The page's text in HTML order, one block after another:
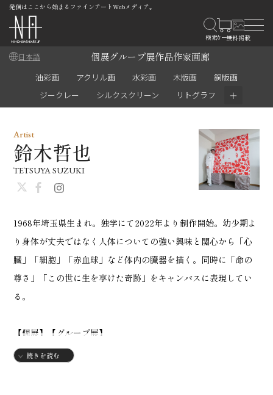
発信はここから始まるファインアートWebメディア。
日本語 個展グループ展作品作家画廊
油彩画 アクリル画 水彩画 木版画
銅版画
ジークレー
シルクスクリーン リトグラフ ＋
1968年埼玉県生まれ。独学にて2022年より制作開始。幼少期よ
り身体が丈夫ではなく人体についての強い興味と関心から「心
臓」「細胞」「赤血球」など体内の臓器を描く。同時に「命の
尊さ」「この世に生を享けた奇跡」をキャンバスに表現してい
る。
【個展】【グループ展】
2023続きを読む
Artist
鈴木哲也
TETSUYA SUZUKI